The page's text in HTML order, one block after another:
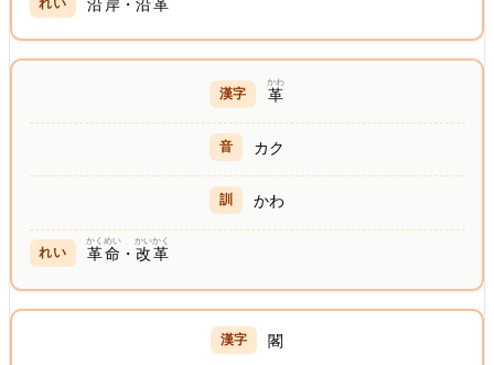
沿岸 ・沿革
革
かわ
カク
かわ
革命
かくめい
・改革
かいかく
閣